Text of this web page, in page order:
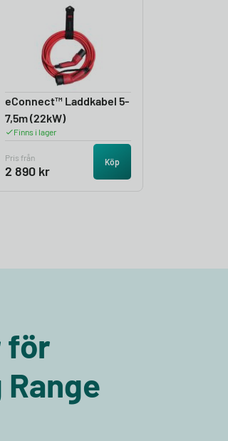
eConnect™ Laddkabel 5-
7,5m (22kW)
Finns i lager
Pris från
2 890 kr
Köp
för